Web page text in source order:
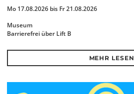
Mo 17.08.2026 bis Fr 21.08.2026
Museum
Barrierefrei über Lift B
MEHR LESEN